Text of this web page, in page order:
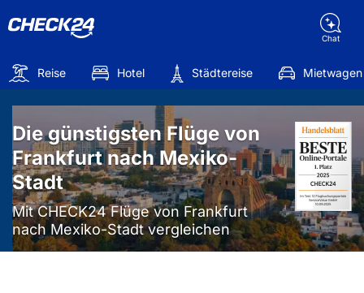
Chat
Reise Hotel Städtereise Mietwagen
Die günstigsten Flüge von
Frankfurt nach Mexiko-
Stadt
Mit CHECK24 Flüge von Frankfurt
nach Mexiko-Stadt vergleichen